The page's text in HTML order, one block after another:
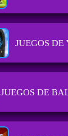
JUEGOS DE
JUEGOS DE